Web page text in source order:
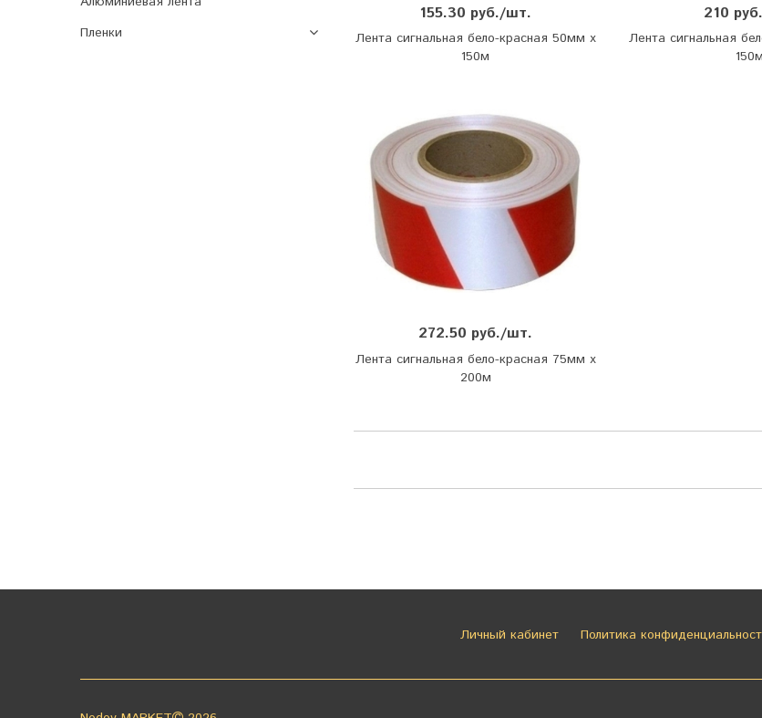
Пленки
155.30 руб./шт.
Лента сигнальная бело-красная 50мм х
150м
210
Лента сигнальная
150м
272.50 руб./шт.
Лента сигнальная бело-красная 75мм х
200м
Личный кабинет Политика